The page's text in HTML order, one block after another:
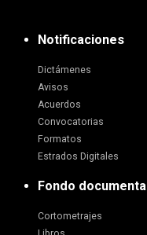
Notificaciones
Dictámenes
Avisos
Acuerdos
Convocatorias
Formatos
Estrados Digitales
Fondo documental
Cortometrajes